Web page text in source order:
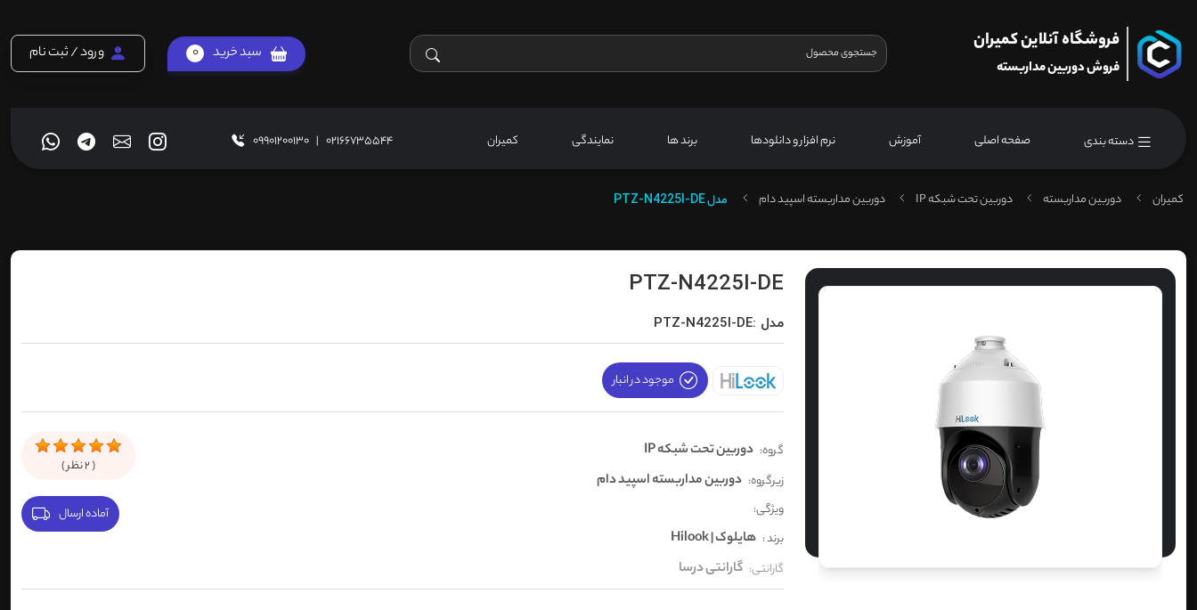
فروشگاه آنلاین کمیران
فروش دوربین مداربسته
سبد خرید 0 ورود / ثبت نام
دسته بندی صفحه اصلی آموزش نرم افزار و دانلودها برند ها نمایندگی کمیران 02166735544
|
09901200130
کمیران دوربین مداربسته دوربین تحت شبکه IP دوربین مداربسته اسپید دام مدلPTZ-N4225I-DE
PTZ-N4225I-DE
مدل :PTZ-N4225I-DE
موجود در انبار
گروه: دوربین تحت شبکه IP
زیرگروه: دوربین مداربسته اسپید دام
ویژگی:
برند : هایلوک | Hilook
گارانتی: گارانتی درسا
(
2نظر )
آماده ارسال